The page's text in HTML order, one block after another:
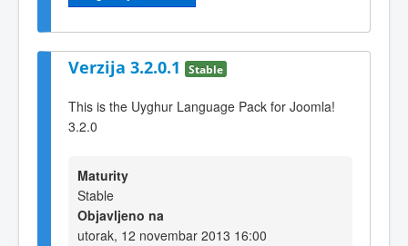
Verzija 3.2.0.1 Stable
This is the Uyghur Language Pack for Joomla!
3.2.0
Maturity
Stable
Objavljeno na
utorak, 12 novembar 2013 16:00